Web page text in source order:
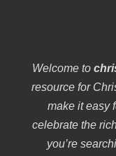
Welcome to
resource for
make it easy
celebrate the
you’re